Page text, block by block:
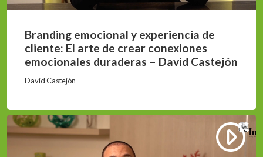
Branding emocional y experiencia de
cliente: El arte de crear conexiones
emocionales duraderas – David Castejón
David Castejón